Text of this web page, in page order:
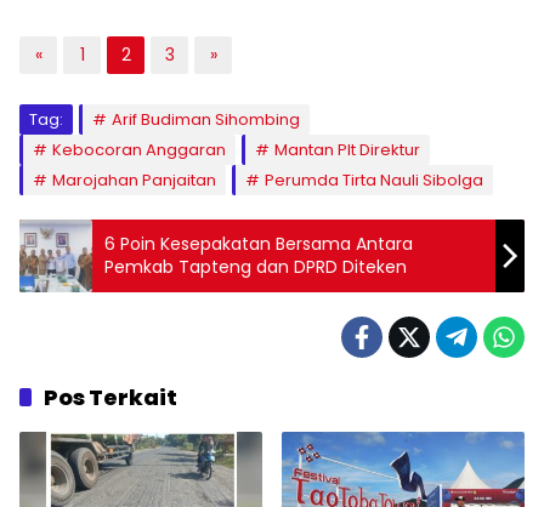
« 1 2 3 »
Tag:
Arif Budiman Sihombing
Kebocoran Anggaran
Mantan Plt Direktur
Marojahan Panjaitan
Perumda Tirta Nauli Sibolga
6 Poin Kesepakatan Bersama Antara
Pemkab Tapteng dan DPRD Diteken
Pos Terkait